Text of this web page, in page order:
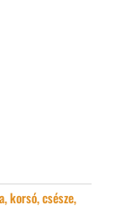
korsó, csésze,